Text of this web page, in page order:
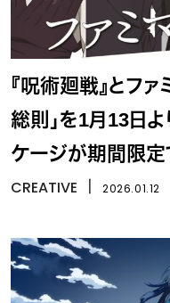
『呪術廻戦』とフ
総則」を1月13日
ケージが期間限定
CREATIVE 2026.01.12